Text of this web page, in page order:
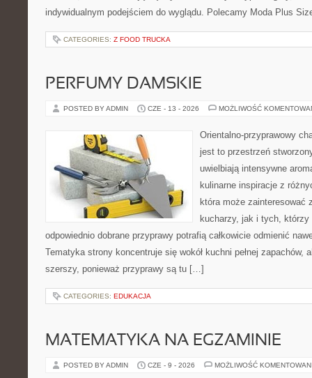
indywidualnym podejściem do wyglądu. Polecamy Moda Plus
CATEGORIES: Z FOOD TRUCKA
PERFUMY DAMSKIE
POSTED BY ADMIN CZE - 13 - 2026 MOŻLIWOŚĆ
Orientalno-przyprawowy
jest to przestrzeń
uwielbiają intensywne
kulinarne inspiracje z
która może zainteresować
kucharzy, jak i tych, którzy
odpowiednio dobrane przyprawy potrafią całkowicie odmienić
Tematyka strony koncentruje się wokół kuchni pełnej zapachów,
szerszy, ponieważ przyprawy są tu […]
CATEGORIES: EDUKACJA
MATEMATYKA NA EGZAMINIE
POSTED BY ADMIN CZE - 9 - 2026 MOŻLIWOŚĆ